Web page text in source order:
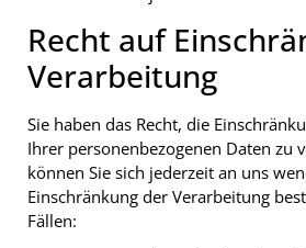
Recht auf
Verarbeitung
Sie haben das Recht, die
Ihrer personenbezogenen Daten zu
können Sie sich jederzeit an uns
Einschränkung der Verarbeitung
Fällen: